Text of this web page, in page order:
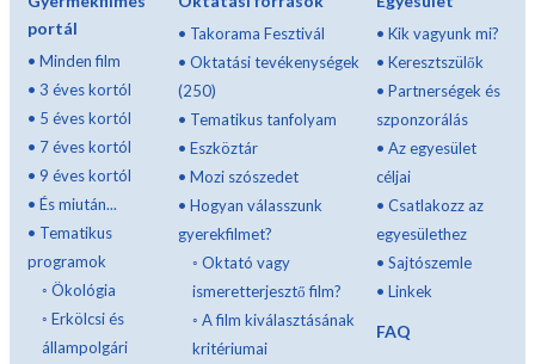
portál
• Minden film
• 3 éves kortól
• 5 éves kortól
• 7 éves kortól
• 9 éves kortól
• És miután...
• Tematikus
programok
◦ Ökológia
◦ Erkölcsi és
állampolgári
• Takorama Fesztivál
• Oktatási tevékenységek
(250)
• Tematikus tanfolyam
• Eszköztár
• Mozi szószedet
• Hogyan válasszunk
gyerekfilmet?
◦ Oktató vagy
ismeretterjesztő film?
◦ A film kiválasztásának
kritériumai
•Kik vagyunk mi?
•Keresztszülők
•Partnerségek és
szponzorálás
•Az egyesület
céljai
•Csatlakozz az
egyesülethez
•Sajtószemle
•Linkek
FAQ